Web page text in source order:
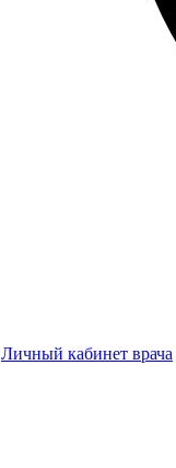
Личный кабинет врача